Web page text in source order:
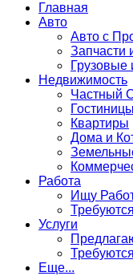
Главная
Авто
Авто с
Запчасти
Грузовые
Недвижимость
Частный
Гостиницы
Квартиры
Дома и
Работа
Ищу
Услуги
Еще...